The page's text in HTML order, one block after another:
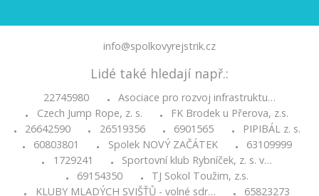
info@spolkovyrejstrik.cz
Lidé také hledají např.:
22745980 •
Asociace pro rozvoj infrastruktu…
•
Czech Jump Rope, z. s. •
FK Brodek u Přerova, z.s.
•
26642590 • 26519356 • 6901565 •
PIPIBÁL z. s.
•
60803801 • Spolek NOVÝ ZAČÁTEK •
63109999
•
1729241 •
Sportovní klub Rybníček, z. s. v…
•
69154350 •
TJ Sokol Toužim, z.s.
KLUBY MLADÝCH SVIŠŤŮ - volné sdr… 65823273